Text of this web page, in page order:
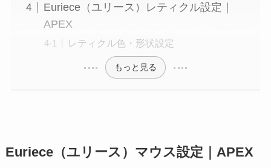
Euriece（ユリース）レティクル設定｜
APEX
レティクル色・形状設定
もっと見る
Euriece（ユリース）マウス設定｜APEX